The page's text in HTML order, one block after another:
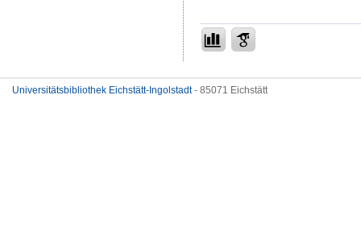
Universitätsbibliothek Eichstätt-Ingolstadt- 85071 Eichstätt